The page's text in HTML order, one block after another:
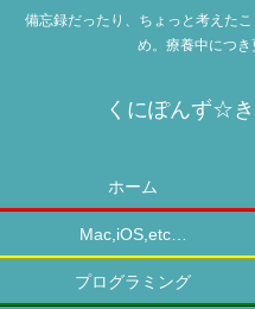
備忘録だったり、ちょっと考えた
め。療養中につ
くにぽんず☆
ホーム
Mac,iOS,etc…
プログラミング